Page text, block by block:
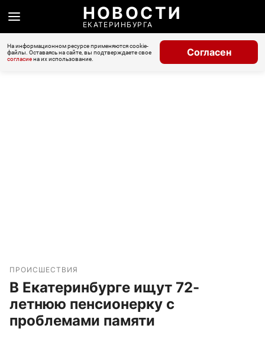
НОВОСТИ
ЕКАТЕРИНБУРГА
На информационном ресурсе применяются cookie-
файлы. Оставаясь на сайте, вы подтверждаете свое
согласиена их использование.
Согласен
ПРОИСШЕСТВИЯ
В Екатеринбурге ищут 72-
летнюю пенсионерку с
проблемами памяти